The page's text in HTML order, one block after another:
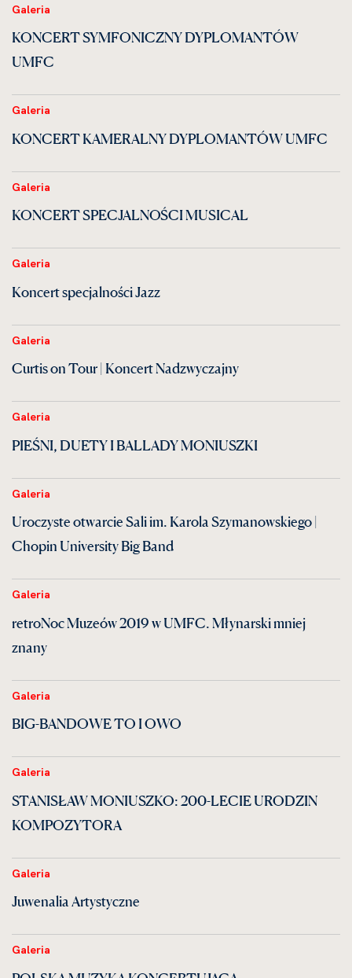
Galeria
KONCERT SYMFONICZNY DYPLOMANTÓW
UMFC
Galeria
KONCERT KAMERALNY DYPLOMANTÓW UMFC
Galeria
KONCERT SPECJALNOŚCI MUSICAL
Galeria
Koncert specjalności Jazz
Galeria
Curtis on Tour | Koncert Nadzwyczajny
Galeria
PIEŚNI, DUETY I BALLADY MONIUSZKI
Galeria
Uroczyste otwarcie Sali im. Karola Szymanowskiego |
Chopin University Big Band
Galeria
retroNoc Muzeów 2019 w UMFC. Młynarski mniej
znany
Galeria
BIG-BANDOWE TO I OWO
Galeria
STANISŁAW MONIUSZKO: 200-LECIE URODZIN
KOMPOZYTORA
Galeria
Juwenalia Artystyczne
Galeria